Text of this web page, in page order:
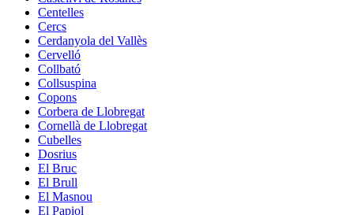
Centelles
Cercs
Cerdanyola del Vallès
Cervelló
Collbató
Collsuspina
Copons
Corbera de Llobregat
Cornellà de Llobregat
Cubelles
Dosrius
El Bruc
El Brull
El Masnou
El Papiol